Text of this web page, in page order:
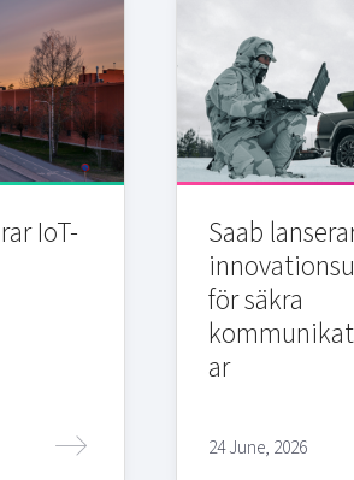
IoT-
Saab
för säkra
ar
24 June, 2026